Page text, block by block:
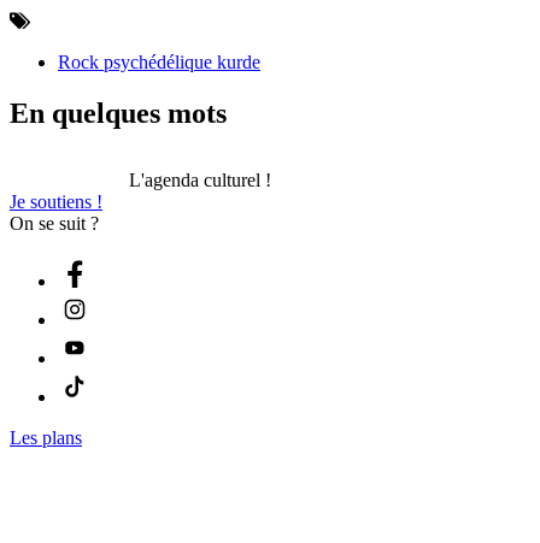
Rock psychédélique kurde
En quelques mots
L'agenda culturel !
Je soutiens !
On se suit ?
Les plans